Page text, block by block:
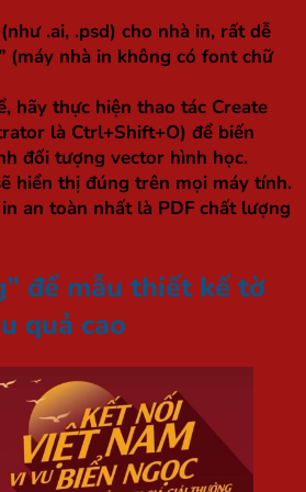
.ai, .psd) cho nhà in, rất dễ
(máy nhà in không có font chữ
hãy thực hiện thao tác Create
là Ctrl+Shift+O) để biến
đối tượng vector hình học.
hiển thị đúng trên mọi máy tính.
an toàn nhất là PDF chất lượng
để mẫu thiết kế tờ
quả cao